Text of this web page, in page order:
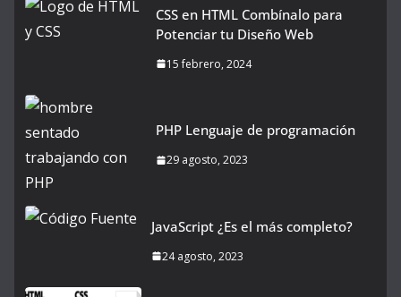
CSS en HTML Combínalo para
Potenciar tu Diseño Web
15 febrero, 2024
PHP Lenguaje de programación
29 agosto, 2023
JavaScript ¿Es el más completo?
24 agosto, 2023